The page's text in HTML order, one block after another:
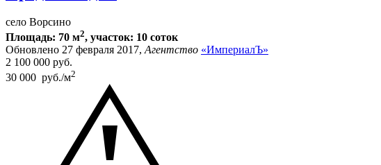
село Ворсино
Площадь: 70 м2, участок: 10 соток
Обновлено 27 февраля 2017, Агентство «ИмпериалЪ»
2 100 000 руб.
30 000 руб./м2